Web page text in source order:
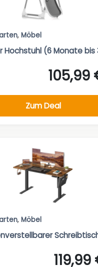
, Möbel
Hochstuhl (6 Monate bis
105,99
Zum Deal
, Möbel